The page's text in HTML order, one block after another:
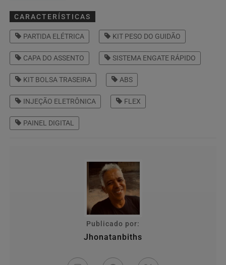
CARACTERÍSTICAS
PARTIDA ELÉTRICA KIT PESO DO GUIDÃO
CAPA DO ASSENTO SISTEMA ENGATE RÁPIDO
KIT BOLSA TRASEIRA ABS
INJEÇÃO ELETRÔNICA FLEX
PAINEL DIGITAL
Publicado por:
Jhonatanbiths